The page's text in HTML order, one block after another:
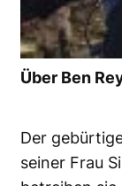
Über Ben
Der
seiner Frau